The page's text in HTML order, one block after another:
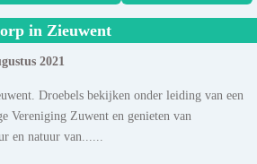
in Zieuwent
2021
Droebels bekijken onder leiding van een
Vereniging Zuwent en genieten van
en natuur van......